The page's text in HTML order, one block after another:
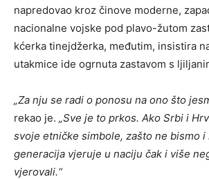
napredovao kroz činove moderne,
nacionalne vojske pod plavo-žutom
kćerka tinejdžerka, međutim, insistira
utakmice ide ogrnuta zastavom s
„Za nju se radi o ponosu na ono što
rekao je. „Sve je to prkos. Ako Srbi i
svoje etničke simbole, zašto ne bismo i
generacija vjeruje u naciju čak i više
vjerovali.“